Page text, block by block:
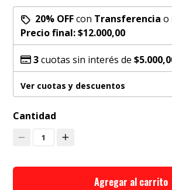
20% OFFcon Transferencia o
Precio final:$12.000,00
3cuotas sin interés de
Ver cuotas y descuentos
Cantidad
1
Agregar al carrito